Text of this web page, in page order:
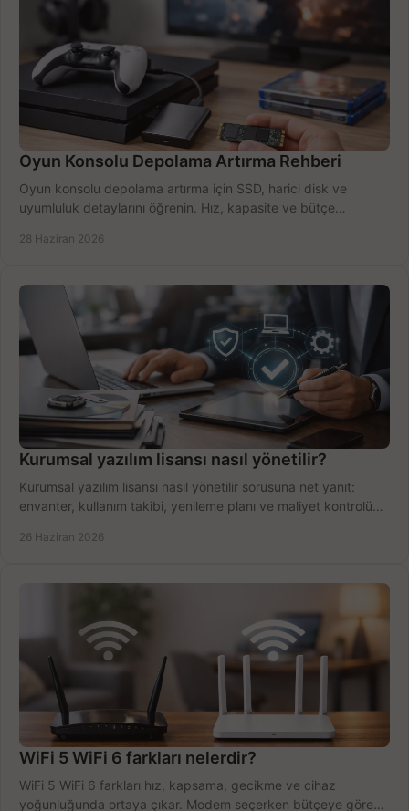
Oyun Konsolu Depolama Artırma Rehberi
Oyun konsolu depolama artırma için SSD, harici disk ve
uyumluluk detaylarını öğrenin. Hız, kapasite ve bütçe
28 Haziran 2026
Kurumsal yazılım lisansı nasıl yönetilir?
Kurumsal yazılım lisansı nasıl yönetilir sorusuna net yanıt:
envanter, kullanım takibi, yenileme planı ve maliyet kontrolü
26 Haziran 2026
WiFi 5 WiFi 6 farkları nelerdir?
WiFi 5 WiFi 6 farkları hız, kapsama, gecikme ve cihaz
yoğunluğunda ortaya çıkar. Modem seçerken bütçeye göre